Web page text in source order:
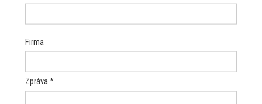
Firma
Zpráva *